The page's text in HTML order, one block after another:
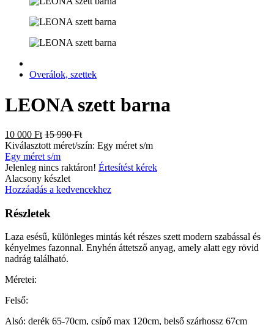
Overálok, szettek
LEONA szett barna
10 000 Ft 15 990 Ft
Kiválasztott méret/szín: Egy méret s/m
Egy méret s/m
Jelenleg nincs raktáron! Értesítést kérek
Alacsony készlet
Hozzáadás a kedvencekhez
Részletek
Laza esésű, különleges mintás két részes szett modern szabással és
kényelmes fazonnal. Enyhén áttetsző anyag, amely alatt egy rövid
nadrág található.
Méretei:
Felső:
Alsó: derék 65-70cm, csípő max 120cm, belső szárhossz 67cm